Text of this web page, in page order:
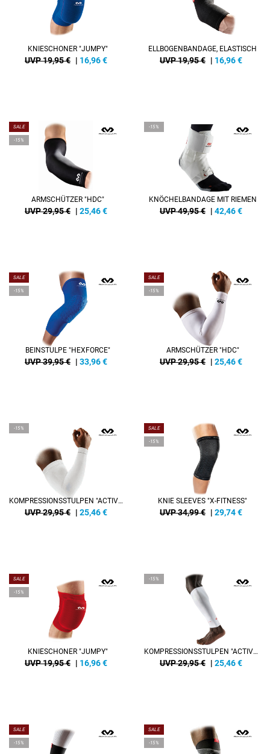
KNIESCHONER "JUMPY"
UVP 19,95 € | 16,96€
ELLBOGENBANDAGE, ELASTISCH
UVP 19,95 € | 16,96€
SALE
-15%
ARMSCHÜTZER "HDC"
UVP 29,95 € | 25,46€
-15%
KNÖCHELBANDAGE MIT RIEMEN
UVP 49,95 € | 42,46€
SALE
-15%
BEINSTULPE "HEXFORCE"
UVP 39,95 € | 33,96€
SALE
-15%
ARMSCHÜTZER "HDC"
UVP 29,95 € | 25,46€
-15%
KOMPRESSIONSSTULPEN "ACTIVE MULTISPORTS"
UVP 29,95 € | 25,46€
SALE
-15%
KNIE SLEEVES "X-FITNESS"
UVP 34,99 € | 29,74€
SALE
-15%
KNIESCHONER "JUMPY"
UVP 19,95 € | 16,96€
-15%
KOMPRESSIONSSTULPEN "ACTIVE MULTISPORTS"
UVP 29,95 € | 25,46€
SALE
-15%
SALE
-15%